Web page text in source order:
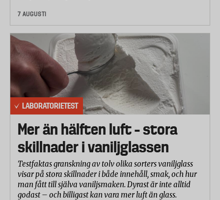
framförallt i sura miljöer som exempelvis
magsäcken.
Källa: Livsmedelsverket och
Kemikalieinspektionen.
7 AUGUSTI
LABORATORIETEST
Mer än hälften luft – stora
skillnader i vaniljglassen
Testfaktas granskning av tolv olika sorters vaniljglass
visar på stora skillnader i både innehåll, smak, och hur
man fått till själva vaniljsmaken. Dyrast är inte alltid
godast – och billigast kan vara mer luft än glass.